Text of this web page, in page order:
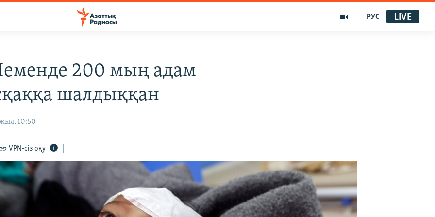
РУС LIVE
200 мың адам
шалдыққан
10:50
VPN-сіз оқу